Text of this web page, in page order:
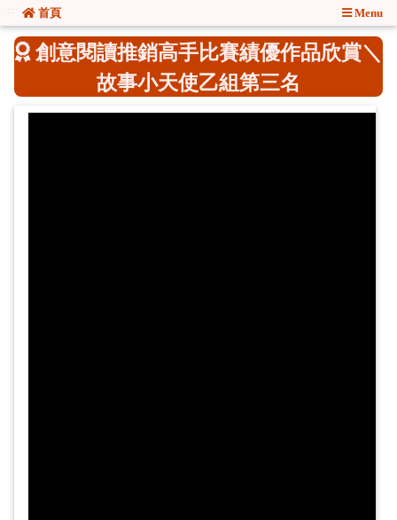
::: 首頁 Menu
創意閱讀推銷高手比賽績優作品欣賞＼
故事小天使乙組第三名